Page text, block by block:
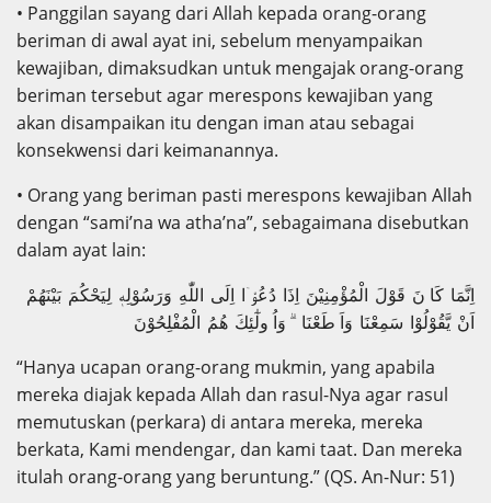
• Panggilan sayang dari Allah kepada orang-orang
beriman di awal ayat ini, sebelum menyampaikan
kewajiban, dimaksudkan untuk mengajak orang-orang
beriman tersebut agar merespons kewajiban yang
akan disampaikan itu dengan iman atau sebagai
konsekwensi dari keimanannya.
• Orang yang beriman pasti merespons kewajiban Allah
dengan “sami’na wa atha’na”, sebagaimana disebutkan
dalam ayat lain:
اِنَّمَا كَا نَ قَوْلَ الْمُؤْمِنِيْنَ اِذَا دُعُوْۤا اِلَى اللّٰهِ وَرَسُوْلِهٖ لِيَحْكُمَ بَيْنَهُمْ
اَنْ يَّقُوْلُوْا سَمِعْنَا وَاَ طَعْنَا ۗ وَاُ ولٰٓئِكَ هُمُ الْمُفْلِحُوْنَ
“Hanya ucapan orang-orang mukmin, yang apabila
mereka diajak kepada Allah dan rasul-Nya agar rasul
memutuskan (perkara) di antara mereka, mereka
berkata, Kami mendengar, dan kami taat. Dan mereka
itulah orang-orang yang beruntung.” (QS. An-Nur: 51)